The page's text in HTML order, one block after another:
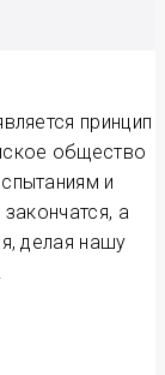
принцип
общество
и
а
делая нашу